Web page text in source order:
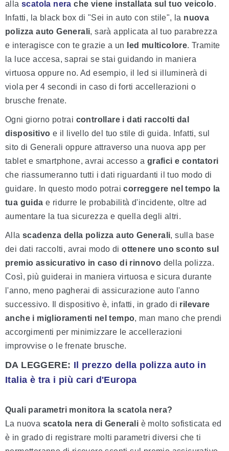
alla scatola nera che viene installata sul tuo veicolo.
Infatti, la black box di "Sei in auto con stile", la nuova
polizza auto Generali, sarà applicata al tuo parabrezza
e interagisce con te grazie a un
led multicolore. Tramite
la luce accesa, saprai se stai guidando in maniera
virtuosa oppure no. Ad esempio, il led si illuminerà di
viola per 4 secondi in caso di forti accellerazioni o
brusche frenate.
Ogni giorno potrai controllare i dati raccolti dal
dispositivo e il livello del tuo stile di guida. Infatti, sul
sito di Generali oppure attraverso una nuova app per
tablet e smartphone, avrai accesso a grafici e contatori
che riassumeranno tutti i dati riguardanti il tuo modo di
guidare. In questo modo potraicorreggere nel tempo la
tua guida e ridurre le probabilità d'incidente, oltre ad
aumentare la tua sicurezza e quella degli altri.
Alla scadenza della polizza auto Generali, sulla base
dei dati raccolti, avrai modo diottenere uno sconto sul
premio assicurativo in caso di rinnovo della polizza.
Così, più guiderai in maniera virtuosa e sicura durante
l'anno, meno pagherai di assicurazione auto l'anno
successivo. Il dispositivo è, infatti, in grado di rilevare
anche i miglioramenti nel tempo, man mano che prendi
accorgimenti per minimizzare le accellerazioni
improvvise o le frenate brusche.
DA LEGGERE: Il prezzo della polizza auto in
Italia è tra i più cari d'Europa
Quali parametri monitora la scatola nera?
La nuova scatola nera di Generali è molto sofisticata ed
è in grado di registrare molti parametri diversi che ti